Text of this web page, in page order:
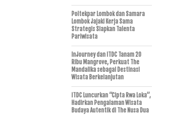
Poltekpar Lombok dan Samara
Lombok Jajaki Kerja Sama
Strategis Siapkan Talenta
Pariwisata
InJourney dan ITDC Tanam 20
Ribu Mangrove, Perkuat The
Mandalika sebagai Destinasi
Wisata Berkelanjutan
ITDC Luncurkan “Cipta Rwa Loka”,
Hadirkan Pengalaman Wisata
Budaya Autentik di The Nusa Dua